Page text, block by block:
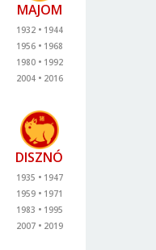
MAJOM
1932
1944
1956
1968
1980
1992
2004
2016
DISZNÓ
1935
1947
1959
1971
1983
1995
2007
2019